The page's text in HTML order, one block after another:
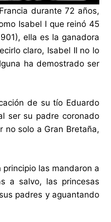
durante 72 años,
Isabel I que reinó 45
ella es la ganadora
claro, Isabel II no lo
ha demostrado ser
de su tío Eduardo
ser su padre coronado
no solo a Gran Bretaña,
las mandaron a
a salvo, las princesas
padres y aguantando